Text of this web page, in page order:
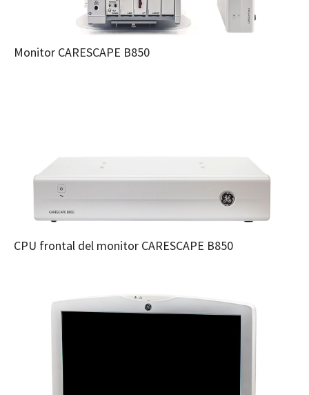
Monitor CARESCAPE B850
CPU frontal del monitor CARESCAPE B850